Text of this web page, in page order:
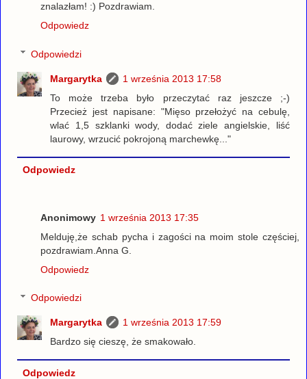
znalazłam! :) Pozdrawiam.
Odpowiedz
Odpowiedzi
Margarytka
1 września 2013 17:58
To może trzeba było przeczytać raz jeszcze ;-)
Przecież jest napisane: "Mięso przełożyć na cebulę,
wlać 1,5 szklanki wody, dodać ziele angielskie, liść
laurowy, wrzucić pokrojoną marchewkę..."
Odpowiedz
Anonimowy 1 września 2013 17:35
Melduję,że schab pycha i zagości na moim stole częściej,
pozdrawiam.Anna G.
Odpowiedz
Odpowiedzi
Margarytka
1 września 2013 17:59
Bardzo się cieszę, że smakowało.
Odpowiedz